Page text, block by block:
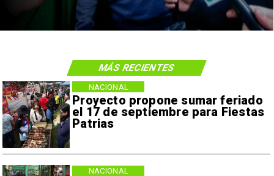
Proyecto propone sumar feriado
el 17 de septiembre para Fiestas
Patrias
NACIONAL
NACIONAL
MÁS RECIENTES